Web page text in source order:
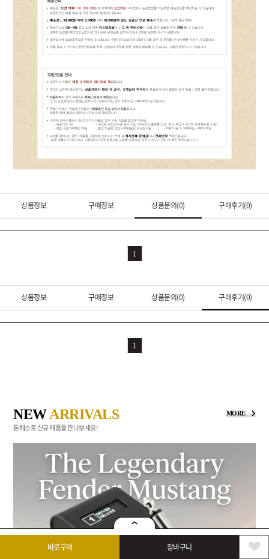
바로구매 장바구니
상품정보 구매정보 상품문의(0) 구매후기(0)
1
상품정보 구매정보 상품문의(0) 구매후기(0)
1
NEWARRIVALS MORE
톤퀘스트 신규 제품을 만나보세요!